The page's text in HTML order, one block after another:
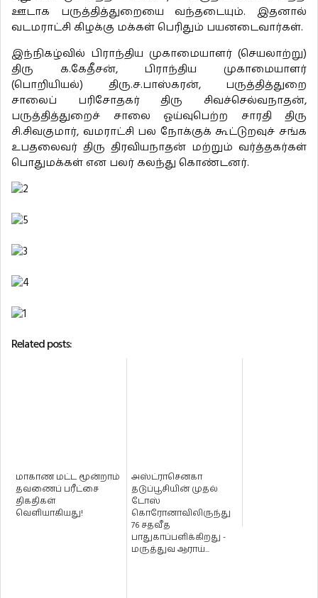
ஊடாக பருத்தித்துறையை வந்தடையும். இதனால்
வடமராட்சி கிழக்கு மக்கள் பெரிதும் பயனடைவார்கள்.
இந்நிகழ்வில் பிராந்திய முகாமையாளர் (செயலாற்று)
திரு க.கேதீசன், பிராந்திய முகாமையாளர்
(பொறியியல்) திரு.ச.பாஸ்கரன், பருத்தித்துறை
சாலைப் பரிசோதகர் திரு சிவச்செல்வநாதன்,
பருத்தித்துறைச் சாலை ஓய்வுபெற்ற சாரதி திரு
சி.சிவகுமார், வமராட்சி பல நோக்குக் கூட்டுறவுச் சங்க
உபதலைவர் திரு திரவியநாதன் மற்றும் வர்த்தகர்கள்
பொதுமக்கள் என பலர் கலந்து கொண்டனர்.
Related posts:
மாகாண மட்ட மூன்றாம்
தவணைப் பரீட்சை
திகதிகள்
வெளியாகியது!
அஸ்ட்ராசெனகா
தடுப்பூசியின் முதல்
டோஸ்
கொரோனாவிலிருந்து
76 சதவீத
பாதுகாப்பளிக்கிறது -
மருத்துவ ஆராய்...